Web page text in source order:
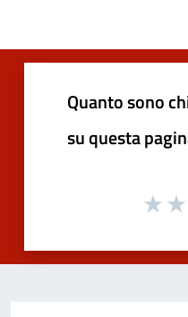
Quanto sono
su questa